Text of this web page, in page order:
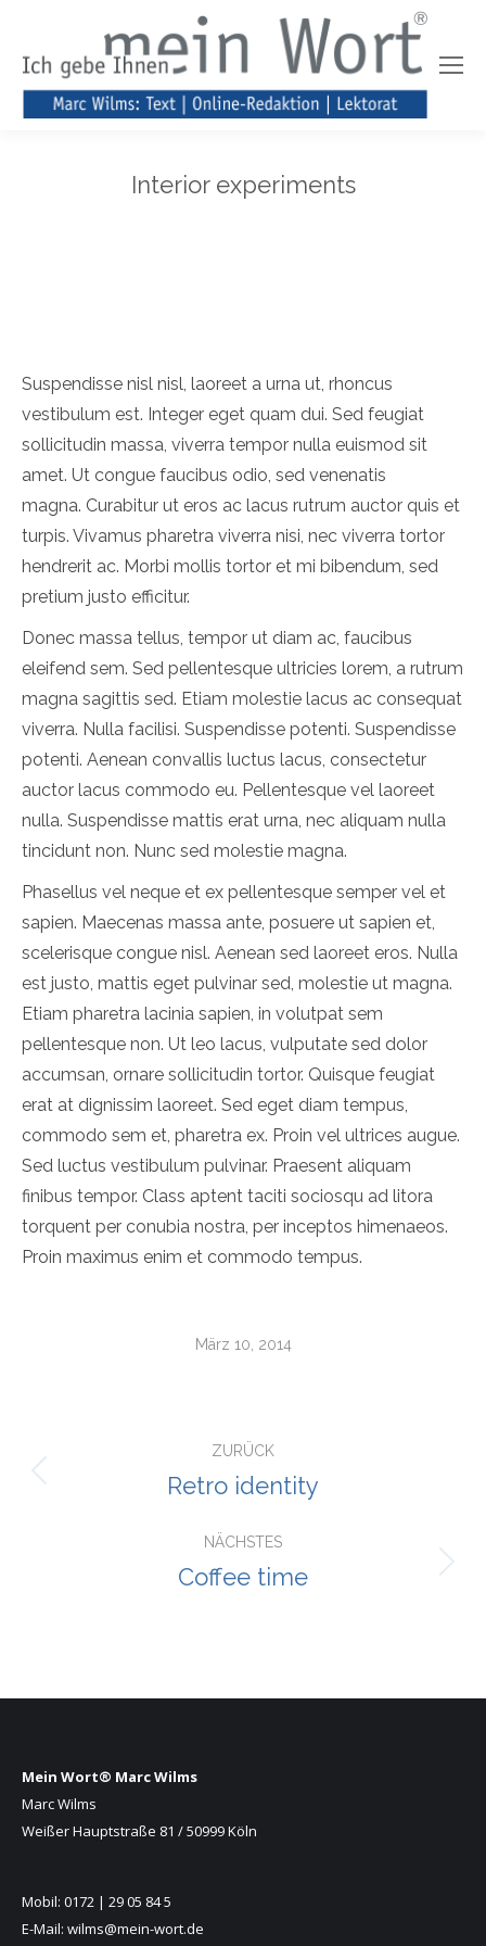
Interior experiments
Suspendisse nisl nisl, laoreet a urna ut, rhoncus
vestibulum est. Integer eget quam dui. Sed feugiat
sollicitudin massa, viverra tempor nulla euismod sit
amet. Ut congue faucibus odio, sed venenatis
magna. Curabitur ut eros ac lacus rutrum auctor quis et
turpis. Vivamus pharetra viverra nisi, nec viverra tortor
hendrerit ac. Morbi mollis tortor et mi bibendum, sed
pretium justo efficitur.
Donec massa tellus, tempor ut diam ac, faucibus
eleifend sem. Sed pellentesque ultricies lorem, a rutrum
magna sagittis sed. Etiam molestie lacus ac consequat
viverra. Nulla facilisi. Suspendisse potenti. Suspendisse
potenti. Aenean convallis luctus lacus, consectetur
auctor lacus commodo eu. Pellentesque vel laoreet
nulla. Suspendisse mattis erat urna, nec aliquam nulla
tincidunt non. Nunc sed molestie magna.
Phasellus vel neque et ex pellentesque semper vel et
sapien. Maecenas massa ante, posuere ut sapien et,
scelerisque congue nisl. Aenean sed laoreet eros. Nulla
est justo, mattis eget pulvinar sed, molestie ut magna.
Etiam pharetra lacinia sapien, in volutpat sem
pellentesque non. Ut leo lacus, vulputate sed dolor
accumsan, ornare sollicitudin tortor. Quisque feugiat
erat at dignissim laoreet. Sed eget diam tempus,
commodo sem et, pharetra ex. Proin vel ultrices augue.
Sed luctus vestibulum pulvinar. Praesent aliquam
finibus tempor. Class aptent taciti sociosqu ad litora
torquent per conubia nostra, per inceptos himenaeos.
Proin maximus enim et commodo tempus.
März 10, 2014
navigation
ZURÜCK
Previous
Retro identity
NÄCHSTES
Next
Coffee time
Mein Wort® Marc Wilms
Marc Wilms
Weißer Hauptstraße 81 / 50999 Köln
Mobil: 0172 | 29 05 84 5
E-Mail: wilms@mein-wort.de